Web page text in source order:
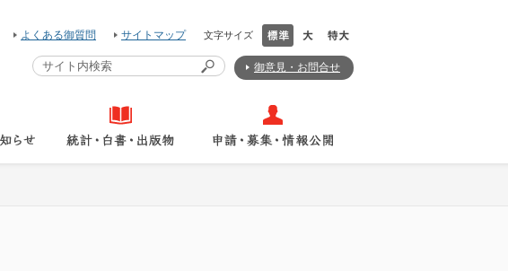
よくある御質問 サイトマップ 文字サイズ
御意見・お問合せ